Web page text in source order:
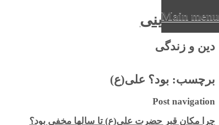
عرفان دینی
دین و زندگی
Main menu
to
content
برچسب: بود؟ علی(ع)
Post navigation
چرا مکان قبر حضرت علی(ع) تا سالها مخفی بود؟